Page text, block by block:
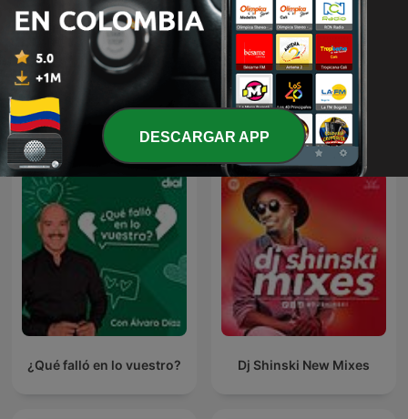
Música Cristiana
VICENTE FERNANDEZ EN
NOCHE DE ROMANCE
Más podcasts internacionales de Música
¿Qué falló en lo vuestro? Dj Shinski New Mixes
DESCARGAR APP